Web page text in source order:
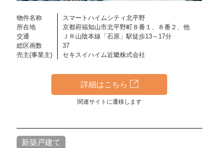
物件名称
スマートハイムシティ北平野
所在地
京都府福知山市北平野町８番１、８番２、他
交通
ＪＲ山陰本線「石原」駅徒歩13～17分
総区画数
37
売主(事業主)
セキスイハイム近畿株式会社
詳細はこちら
関連サイトに遷移します
新築戸建て